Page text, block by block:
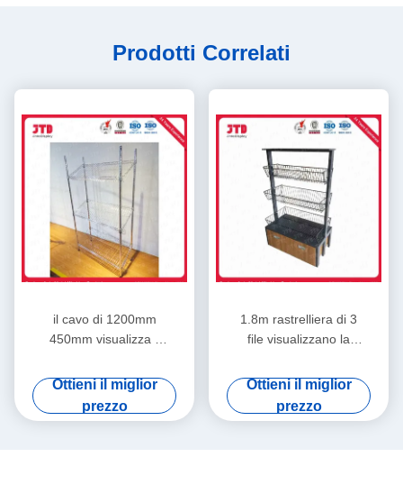
Prodotti Correlati
il cavo di 1200mm
450mm visualizza il
scaffalatura scaffale di
4 strati
Ottieni il miglior
prezzo
1.8m rastrelliera di 3
file visualizzano la
del nero 180kgs con le
Ottieni il miglior
prezzo